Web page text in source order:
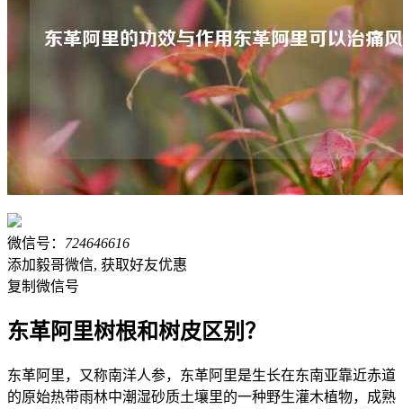
微信号： 724646616
添加毅哥微信, 获取好友优惠
复制微信号
东革阿里树根和树皮区别？
东革阿里，又称南洋人参，东革阿里是生长在东南亚靠近赤道
的原始热带雨林中潮湿砂质土壤里的一种野生灌木植物，成熟